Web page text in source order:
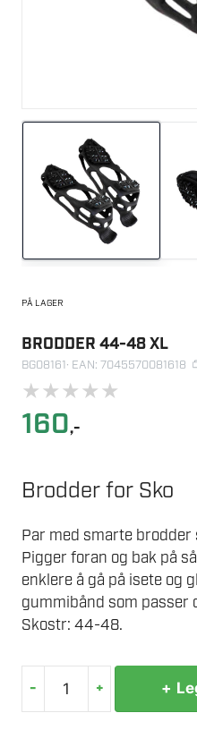
PÅ LAGER
BRODDER 44-48 XL
BG08161· EAN: 7045570081618
★★★★★
160,-
Brodder for Sko
Par med smarte brodder
Pigger foran og bak på
enklere å gå på isete og
gummibånd som passer
Skostr: 44-48.
-
BRODDER
+ +